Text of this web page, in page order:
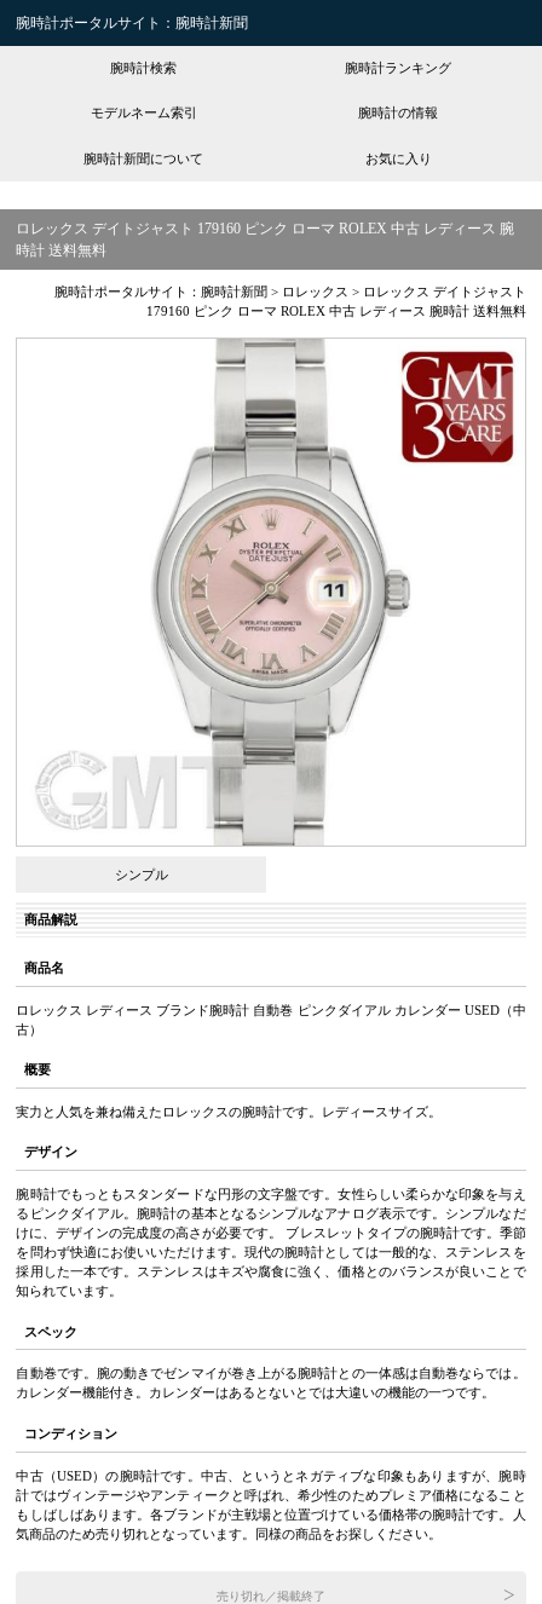
腕時計ポータルサイト：腕時計新聞
腕時計検索 腕時計ランキング
モデルネーム索引 腕時計の情報
腕時計新聞について お気に入り
ロレックス デイトジャスト 179160 ピンク ローマ ROLEX 中古 レディース 腕
時計 送料無料
腕時計ポータルサイト：腕時計新聞 > ロレックス > ロレックス デイトジャスト
179160 ピンク ローマ ROLEX 中古 レディース 腕時計 送料無料
シンプル
商品解説
商品名
ロレックス レディース ブランド腕時計 自動巻 ピンクダイアル カレンダー USED（中
古）
概要
実力と人気を兼ね備えたロレックスの腕時計です。レディースサイズ。
デザイン
腕時計でもっともスタンダードな円形の文字盤です。女性らしい柔らかな印象を与え
るピンクダイアル。腕時計の基本となるシンプルなアナログ表示です。シンプルなだ
けに、デザインの完成度の高さが必要です。 ブレスレットタイプの腕時計です。季節
を問わず快適にお使いいただけます。現代の腕時計としては一般的な、ステンレスを
採用した一本です。ステンレスはキズや腐食に強く、価格とのバランスが良いことで
知られています。
スペック
自動巻です。腕の動きでゼンマイが巻き上がる腕時計との一体感は自動巻ならでは。
カレンダー機能付き。カレンダーはあるとないとでは大違いの機能の一つです。
コンディション
中古（USED）の腕時計です。中古、というとネガティブな印象もありますが、腕時
計ではヴィンテージやアンティークと呼ばれ、希少性のためプレミア価格になること
もしばしばあります。各ブランドが主戦場と位置づけている価格帯の腕時計です。人
気商品のため売り切れとなっています。同様の商品をお探しください。
売り切れ／掲載終了